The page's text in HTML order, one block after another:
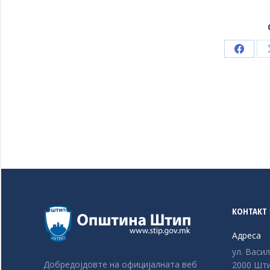
Share
Добредојдовте на официјалната веб
Адреса
ул.
2000